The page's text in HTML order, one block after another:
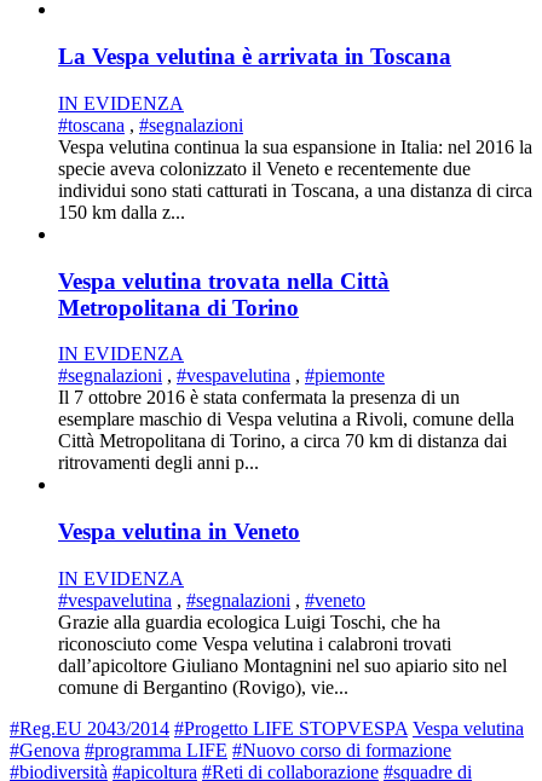
La Vespa velutina è arrivata in Toscana
IN EVIDENZA
#toscana , #segnalazioni
Vespa velutina continua la sua espansione in Italia: nel 2016 la
specie aveva colonizzato il Veneto e recentemente due
individui sono stati catturati in Toscana, a una distanza di circa
150 km dalla z...
Vespa velutina trovata nella Città
Metropolitana di Torino
IN EVIDENZA
#segnalazioni , #vespavelutina , #piemonte
Il 7 ottobre 2016 è stata confermata la presenza di un
esemplare maschio di Vespa velutina a Rivoli, comune della
Città Metropolitana di Torino, a circa 70 km di distanza dai
ritrovamenti degli anni p...
Vespa velutina in Veneto
IN EVIDENZA
#vespavelutina , #segnalazioni , #veneto
Grazie alla guardia ecologica Luigi Toschi, che ha
riconosciuto come Vespa velutina i calabroni trovati
dall’apicoltore Giuliano Montagnini nel suo apiario sito nel
comune di Bergantino (Rovigo), vie...
#Reg.EU 2043/2014 #Progetto LIFE STOPVESPA Vespa velutina
#Genova #programma LIFE #Nuovo corso di formazione
#biodiversità #apicoltura #Reti di collaborazione #squadre di